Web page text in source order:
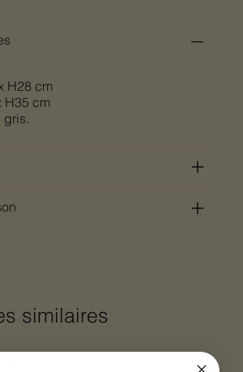
H28 cm
H35 cm
gris.
similaires